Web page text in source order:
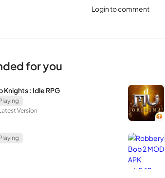
Login to comment
for you
Knights : Idle RPG
Version